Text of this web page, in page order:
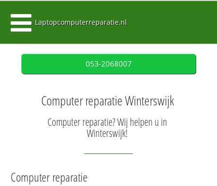
Laptopcomputerreparatie.nl
053-2068007
Computer reparatie Winterswijk
Computer reparatie? Wij helpen u in
Winterswijk!
Computer reparatie